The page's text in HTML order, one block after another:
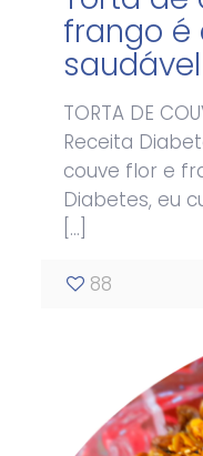
frango
saudável
TORTA DE
Receita
couve flor e
Diabetes, eu
[…]
88